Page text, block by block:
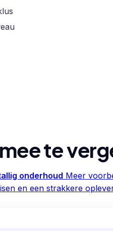
te
onderhoud Meer
en een strakkere